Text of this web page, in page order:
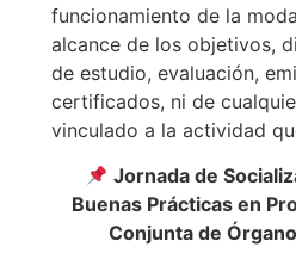
funcionamiento de la
alcance de los objetivos,
de estudio, evaluación,
certificados, ni de
vinculado a la actividad
Jornada de
Buenas Prácticas en
Conjunta de